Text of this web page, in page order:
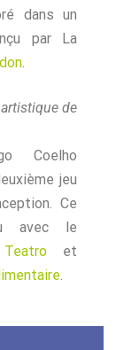
dans un
par La
de
Coelho
jeu
Ce
avec le
et